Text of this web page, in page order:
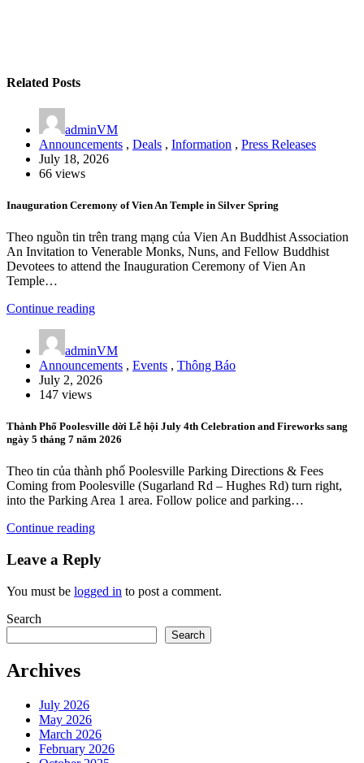
Related Posts
adminVM
Announcements , Deals , Information , Press Releases
July 18, 2026
66 views
Inauguration Ceremony of Vien An Temple in Silver Spring
Theo nguồn tin trên trang mạng của Vien An Buddhist Association
An Invitation to Venerable Monks, Nuns, and Fellow Buddhist
Devotees to attend the Inauguration Ceremony of Vien An
Temple…
Continue reading
adminVM
Announcements , Events , Thông Báo
July 2, 2026
147 views
Thành Phố Poolesville dời Lễ hội July 4th Celebration and Fireworks sang
ngày 5 tháng 7 năm 2026
Theo tin của thành phố Poolesville Parking Directions & Fees
Coming from Poolesville (Sugarland Rd – Hughes Rd) turn right,
into the Parking Area 1 area. Follow police and parking…
Continue reading
Leave a Reply
You must be logged in to post a comment.
Search
Search
Archives
July 2026
May 2026
March 2026
February 2026